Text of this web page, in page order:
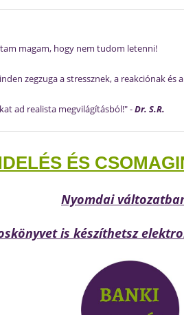
magam, hogy nem tudom letenni!
zegzuga a stressznek, a reakciónak
ad realista megvilágításból!" -Dr. S.R.
ÉS
Nyomdai
is készíthetsz